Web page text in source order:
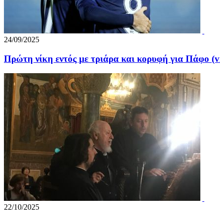
24/09/2025
Πρώτη νίκη εντός με τριάρα και κορυφή για Πάφο
22/10/2025